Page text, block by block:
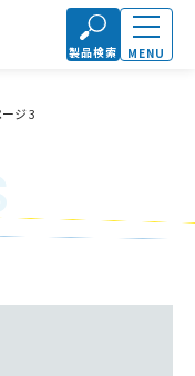
製品検索 MENU
ジ 3